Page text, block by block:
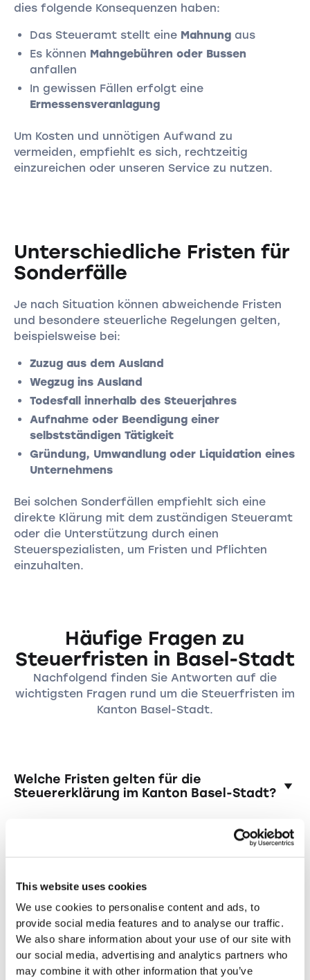
This website uses cookies
We use cookies to personalise content and ads, to
provide social media features and to analyse our traffic.
We also share information about your use of our site with
our social media, advertising and analytics partners who
may combine it with other information that you’ve
dies folgende Konsequenzen haben:
Das Steueramt stellt eine Mahnung aus
Es können Mahngebühren oder Bussen
anfallen
In gewissen Fällen erfolgt eine
Ermessensveranlagung
Um Kosten und unnötigen Aufwand zu
vermeiden, empfiehlt es sich, rechtzeitig
einzureichen oder unseren Service zu nutzen.
Unterschiedliche Fristen für
Sonderfälle
Je nach Situation können abweichende Fristen
und besondere steuerliche Regelungen gelten,
beispielsweise bei:
Zuzug aus dem Ausland
Wegzug ins Ausland
Todesfall innerhalb des Steuerjahres
Aufnahme oder Beendigung einer
selbstständigen Tätigkeit
Gründung, Umwandlung oder Liquidation eines
Unternehmens
Bei solchen Sonderfällen empfiehlt sich eine
direkte Klärung mit dem zuständigen Steueramt
oder die Unterstützung durch einen
Steuerspezialisten, um Fristen und Pflichten
einzuhalten.
Häufige Fragen zu
Steuerfristen in Basel-Stadt
Nachfolgend finden Sie Antworten auf die
wichtigsten Fragen rund um die Steuerfristen im
Kanton Basel-Stadt.
Welche Fristen gelten für die
Steuererklärung im Kanton Basel-Stadt?
bis spätestens 31. März abgeben, juristische
Personen bis zum 30. Juni. Eine
Steueramt Basel-Stadt eingereicht werden.
Wenn Sie über Taxea.ch buchen, übernehmen
wir die Verlängerung automatisch.
Steuererklärung einreichen?
Ja, alle steuerpflichtigen Personen und
Unternehmen im Kanton Basel-Stadt sind
verpflichtet, jedes Jahr eine Steuererklärung
einzureichen.
Was passiert, wenn ich meine
Steuererklärung zu spät oder gar nicht
einreiche?